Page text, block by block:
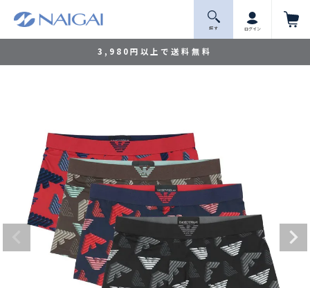
3,980円以上で送料無料
探 す ログイン